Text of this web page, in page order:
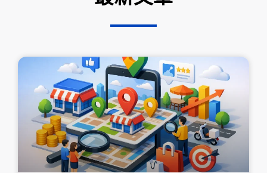
頁
面
頁
面
頁
面
頁
面
頁
面